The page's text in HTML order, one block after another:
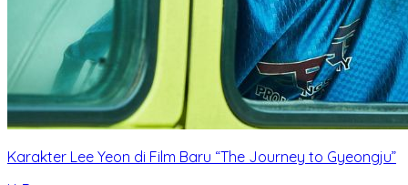
Karakter Lee Yeon di Film Baru “The Journey to Gyeongju”